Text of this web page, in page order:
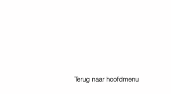
Terug naar hoofdmenu